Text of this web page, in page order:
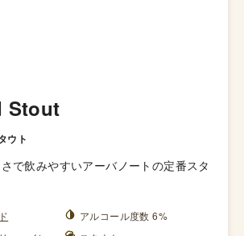
Stout
ウト
で飲みやすいアーバノートの定番スタ
アルコール度数 6%